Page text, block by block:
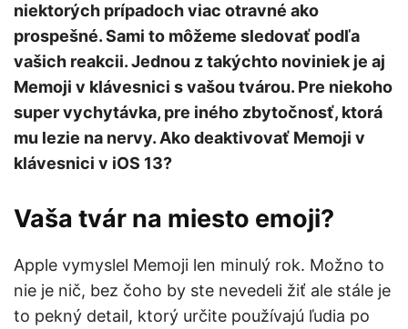
niektorých prípadoch viac otravné ako
prospešné. Sami to môžeme sledovať podľa
vašich reakcii. Jednou z takýchto noviniek je aj
Memoji v klávesnici s vašou tvárou. Pre niekoho
super vychytávka, pre iného zbytočnosť, ktorá
mu lezie na nervy. Ako deaktivovať Memoji v
klávesnici v iOS 13?
Vaša tvár na miesto emoji?
Apple vymyslel Memoji len minulý rok. Možno to
nie je nič, bez čoho by ste nevedeli žiť ale stále je
to pekný detail, ktorý určite používajú ľudia po